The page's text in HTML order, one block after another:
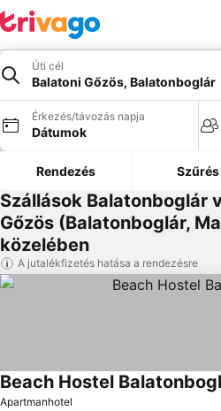
Úti cél
Balatoni Gőzös, Balatonboglár
Érkezés/távozás napja
Dátumok
Rendezés Szűrés
Szállások Balatonboglár
Gőzös (Balatonboglár,
közelében
A jutalékfizetés hatása a rendezésre
Apartmanhotel
Beach Hostel